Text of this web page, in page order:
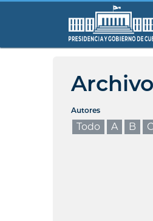
Autores
Todo A B C